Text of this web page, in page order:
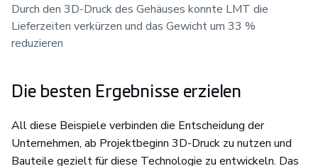
Durch den 3D-Druck des Gehäuses konnte LMT die
Lieferzeiten verkürzen und das Gewicht um 33 %
reduzieren
Die besten Ergebnisse erzielen
All diese Beispiele verbinden die Entscheidung der
Unternehmen, ab Projektbeginn 3D-Druck zu nutzen und
Bauteile gezielt für diese Technologie zu entwickeln. Das